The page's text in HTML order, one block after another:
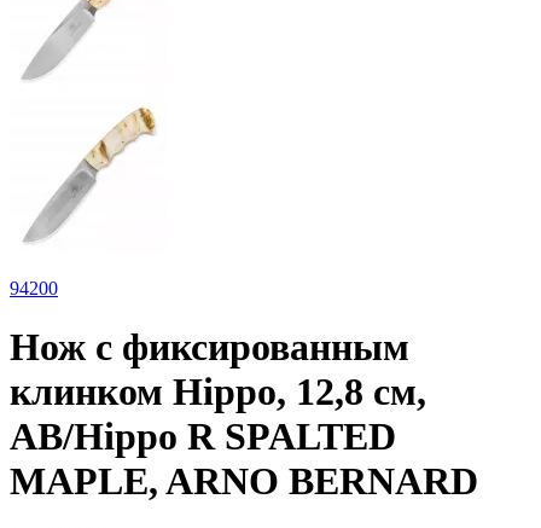
94200
Нож с фиксированным
клинком Hippo, 12,8 см,
AB/Hippo R SPALTED
MAPLE, ARNO BERNARD